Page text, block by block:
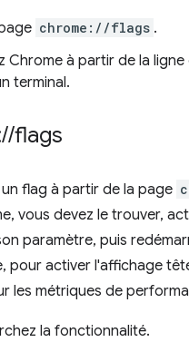
chrome://flags .
Chrome à partir de la
terminal.
//flags
flag à partir de la page
vous devez le trouver,
paramètre, puis
pour activer l'affichage
les métriques de
la fonctionnalité.